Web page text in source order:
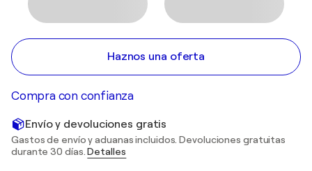
Haznos una oferta
Compra con confianza
Envío y devoluciones gratis
Gastos de envío y aduanas incluidos. Devoluciones gratuitas
durante 30 días.Detalles